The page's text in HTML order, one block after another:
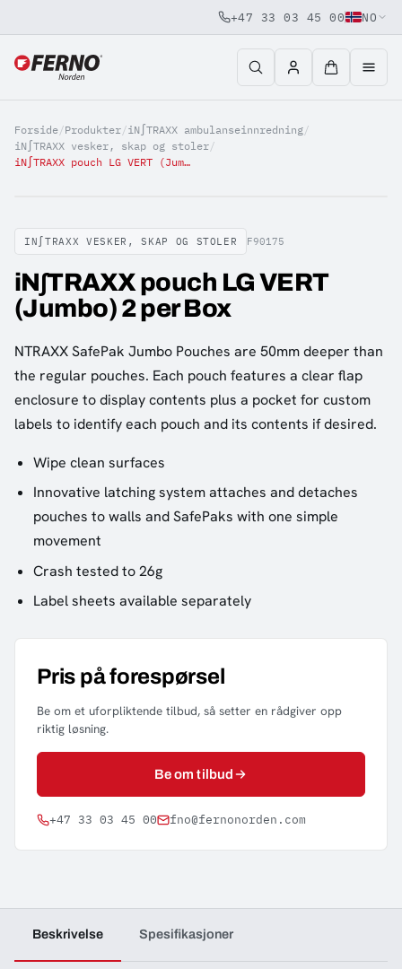
Jump to content
+47 33 03 45 00 NO
Forside/Produkter/iN∫TRAXX ambulanseinnredning/
iN∫TRAXX vesker, skap og stoler/
iN∫TRAXX pouch LG VERT (Jumbo) 2 per Box
IN∫TRAXX VESKER, SKAP OG STOLER F90175
iN∫TRAXX pouch LG VERT
(Jumbo) 2 per Box
NTRAXX SafePak Jumbo Pouches are 50mm deeper than
the regular pouches. Each pouch features a clear flap
enclosure to display contents plus a pocket for custom
labels to identify each pouch and its contents if desired.
Wipe clean surfaces
Innovative latching system attaches and detaches
pouches to walls and SafePaks with one simple
movement
Crash tested to 26g
Label sheets available separately
Pris på forespørsel
Be om et uforpliktende tilbud, så setter en rådgiver opp
riktig løsning.
Be om tilbud
+47 33 03 45 00 fno@fernonorden.com
Beskrivelse Spesifikasjoner